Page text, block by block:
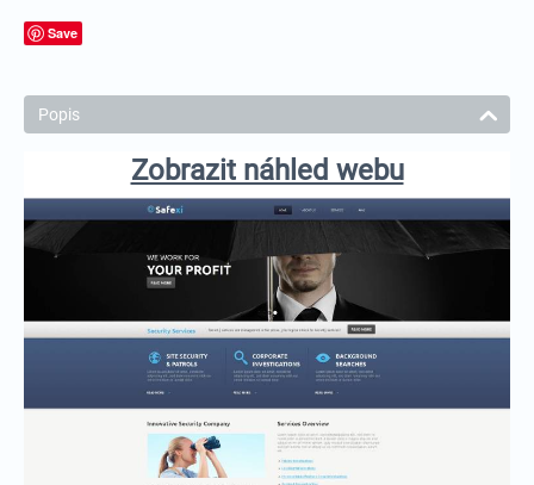
Save
Popis
Zobrazit náhled webu